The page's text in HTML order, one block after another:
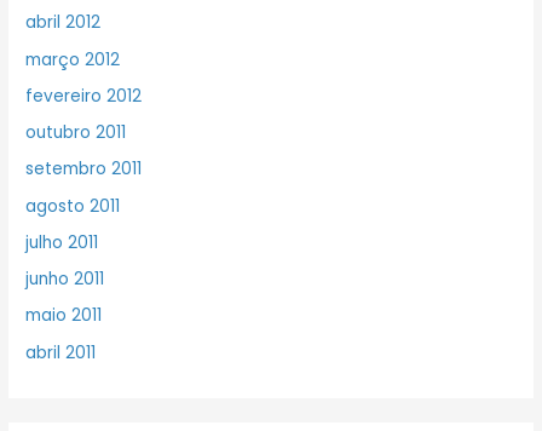
abril 2012
março 2012
fevereiro 2012
outubro 2011
setembro 2011
agosto 2011
julho 2011
junho 2011
maio 2011
abril 2011